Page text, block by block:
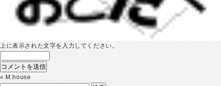
上に表示された文字を入力してください。
« M house